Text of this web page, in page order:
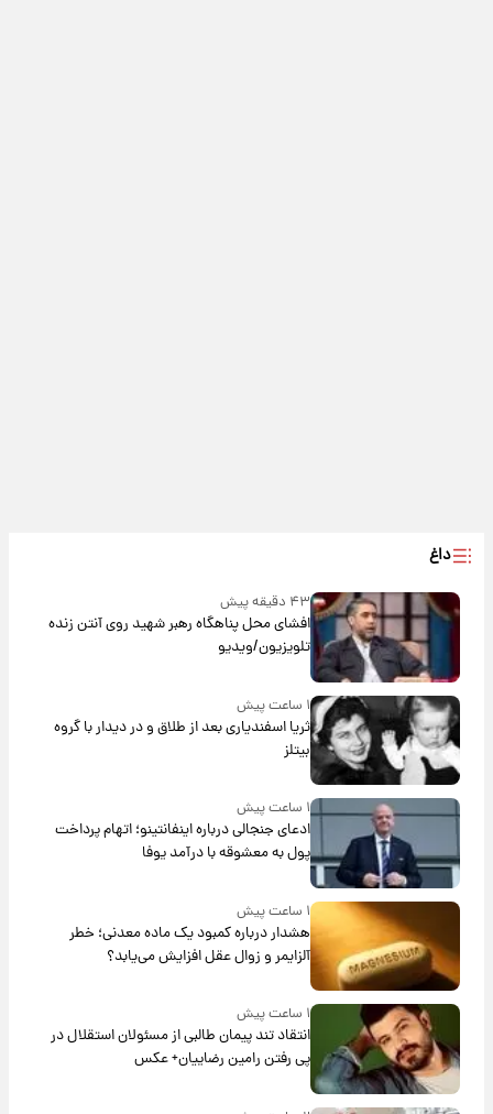
داغ
۴۳ دقیقه پیش
افشای محل پناهگاه‌ رهبر شهید روی آنتن زنده
تلویزیون/ویدیو
۱ ساعت پیش
ثریا اسفندیاری بعد از طلاق و در دیدار با گروه
بیتلز
۱ ساعت پیش
ادعای جنجالی درباره اینفانتینو؛ اتهام پرداخت
پول به معشوقه با درآمد یوفا
۱ ساعت پیش
هشدار درباره کمبود یک ماده معدنی؛ خطر
آلزایمر و زوال عقل افزایش می‌یابد؟
۱ ساعت پیش
انتقاد تند پیمان طالبی از مسئولان استقلال در
پی رفتن رامین رضاییان+ عکس